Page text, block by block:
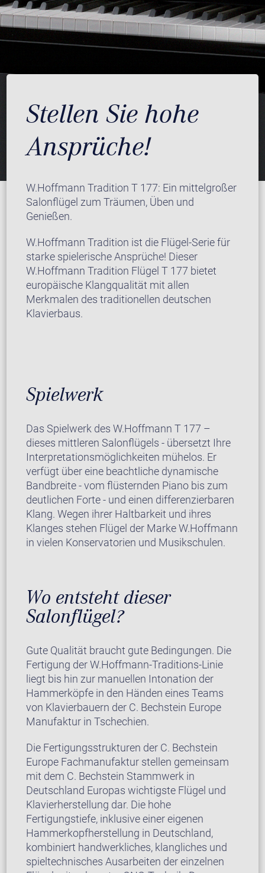
Stellen Sie hohe
Ansprüche!
W.Hoffmann Tradition T 177: Ein mittelgroßer
Salonflügel zum Träumen, Üben und
Genießen.
W.Hoffmann Tradition ist die Flügel-Serie für
starke spielerische Ansprüche! Dieser
W.Hoffmann Tradition Flügel T 177 bietet
europäische Klangqualität mit allen
Merkmalen des traditionellen deutschen
Klavierbaus.
Spielwerk
Das Spielwerk des W.Hoffmann T 177 –
dieses mittleren Salonflügels - übersetzt Ihre
Interpretationsmöglichkeiten mühelos. Er
verfügt über eine beachtliche dynamische
Bandbreite - vom flüsternden Piano bis zum
deutlichen Forte - und einen differenzierbaren
Klang. Wegen ihrer Haltbarkeit und ihres
Klanges stehen Flügel der Marke W.Hoffmann
in vielen Konservatorien und Musikschulen.
Wo entsteht dieser
Salonflügel?
Gute Qualität braucht gute Bedingungen. Die
Fertigung der W.Hoffmann-Traditions-Linie
liegt bis hin zur manuellen Intonation der
Hammerköpfe in den Händen eines Teams
von Klavierbauern der C. Bechstein Europe
Manufaktur in Tschechien.
Die Fertigungsstrukturen der C. Bechstein
Europe Fachmanufaktur stellen gemeinsam
mit dem C. Bechstein Stammwerk in
Deutschland Europas wichtigste Flügel und
Klavierherstellung dar. Die hohe
Fertigungstiefe, inklusive einer eigenen
Hammerkopfherstellung in Deutschland,
kombiniert handwerkliches, klangliches und
spieltechnisches Ausarbeiten der einzelnen